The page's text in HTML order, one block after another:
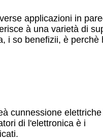
applicazioni in
à una varietà di
i so benefizii, è perchè
cunnessione elettriche
di l'elettronica è i